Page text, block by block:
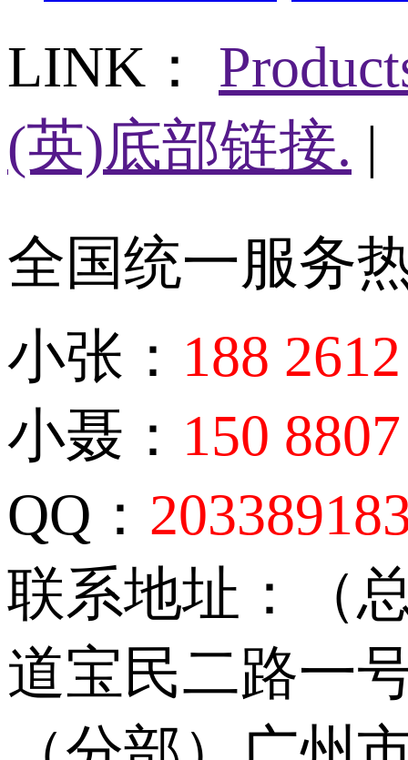
LINK：
(英)底部链接. |
全国统一服务
小张： 188
小聂： 150
QQ：
联系地址：（
道宝民二路一